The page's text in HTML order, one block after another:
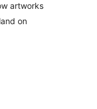
artworks
on